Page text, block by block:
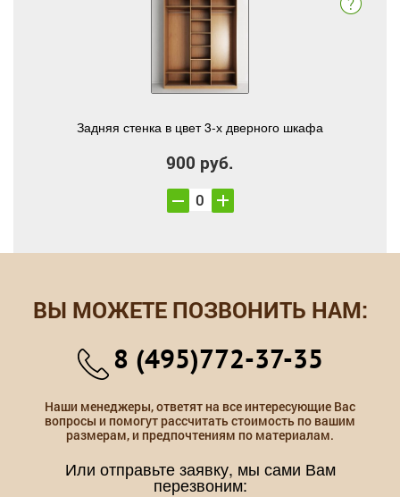
Задняя стенка в цвет 3-х дверного шкафа
900 руб.
ВЫ МОЖЕТЕ ПОЗВОНИТЬ НАМ:
8 (495)772-37-35
Наши менеджеры, ответят на все интересующие Вас
вопросы и помогут рассчитать стоимость по вашим
размерам, и предпочтениям по материалам.
Или отправьте заявку, мы сами Вам
перезвоним: